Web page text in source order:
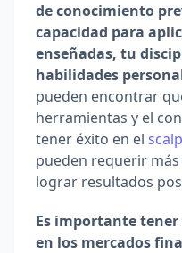
de conocimiento
capacidad para
enseñadas, tu
habilidades
pueden encontrar
herramientas y el
tener éxito en el
pueden requerir
lograr resultados
Es importante
en los mercados